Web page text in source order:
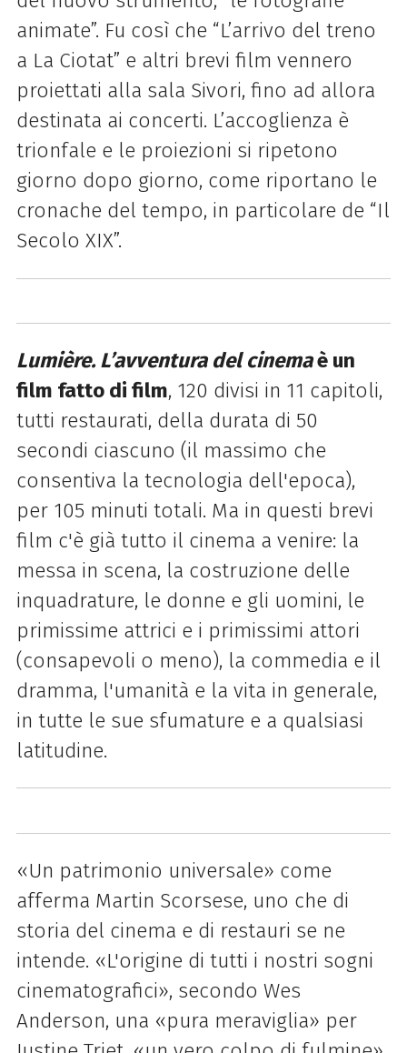
animate”. Fu così che “L’arrivo del treno
a La Ciotat” e altri brevi film vennero
proiettati alla sala Sivori, fino ad allora
destinata ai concerti. L’accoglienza è
trionfale e le proiezioni si ripetono
giorno dopo giorno, come riportano le
cronache del tempo, in particolare de “Il
Secolo XIX”.
Lumière. L’avventura del cinemaè un
film fatto di film, 120 divisi in 11 capitoli,
tutti restaurati, della durata di 50
secondi ciascuno (il massimo che
consentiva la tecnologia dell'epoca),
per 105 minuti totali. Ma in questi brevi
film c'è già tutto il cinema a venire: la
messa in scena, la costruzione delle
inquadrature, le donne e gli uomini, le
primissime attrici e i primissimi attori
(consapevoli o meno), la commedia e il
dramma, l'umanità e la vita in generale,
in tutte le sue sfumature e a qualsiasi
latitudine.
«Un patrimonio universale» come
afferma Martin Scorsese, uno che di
storia del cinema e di restauri se ne
intende. «L'origine di tutti i nostri sogni
cinematografici», secondo Wes
Anderson, una «pura meraviglia» per